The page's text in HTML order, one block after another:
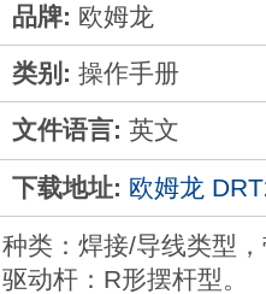
品牌: 欧姆龙
类别: 操作手册
文件语言: 英文
下载地址: 欧姆龙
种类：焊接/导线类型，
驱动杆：R形摆杆型。